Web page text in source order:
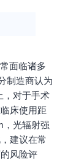
面临诸多
制造商认为
，对于手术
床使用距
，光辐射强
建议在常
风险评